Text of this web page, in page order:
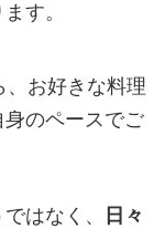
す。
、お好きな料理
のペースでご
はなく、
日々